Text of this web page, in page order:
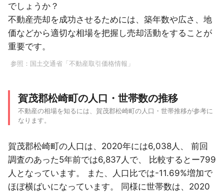
でしょうか？
不動産売却を成功させるためには、築年数や広さ、地
価などから適切な相場を把握し売却活動をすることが
重要です。
参照： 国土交通省「不動産取引価格情報」
賀茂郡松崎町の人口・世帯数の推移
不動産の相場を知るには、賀茂郡松崎町の人口・世帯推移が参考に
なります。
賀茂郡松崎町の人口は、2020年には6,038人、 前回
調査のあった5年前では6,837人で、 比較するとー799
人となっています。 また、人口比では-11.69%増加で
ほぼ横ばいになっています。 同様に世帯数は、2020